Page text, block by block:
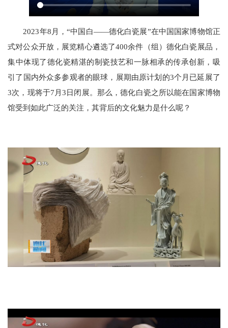
2023年8月，“中国白——德化白瓷展”在中国国家博物馆正
式对公众开放，展览精心遴选了400余件（组）德化白瓷展品，
集中体现了德化瓷精湛的制瓷技艺和一脉相承的传承创新，吸
引了国内外众多参观者的眼球，展期由原计划的3个月已延展了
3次，现将于7月3日闭展。那么，德化白瓷之所以能在国家博物
馆受到如此广泛的关注，其背后的文化魅力是什么呢？